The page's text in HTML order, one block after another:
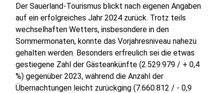
Der Sauerland-Tourismus blickt nach eigenen Angaben
auf ein erfolgreiches Jahr 2024 zurück. Trotz teils
wechselhaften Wetters, insbesondere in den
Sommermonaten, konnte das Vorjahresniveau nahezu
gehalten werden. Besonders erfreulich sei die etwas
gestiegene Zahl der Gästeankünfte (2.529.979 / + 0,4
%) gegenüber 2023, während die Anzahl der
Übernachtungen leicht zurückging (7.660.812 / - 0,9